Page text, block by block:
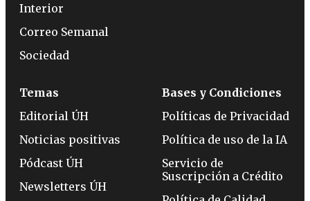
Interior
Correo Semanal
Sociedad
Temas
Editorial ÚH
Noticias positivas
Pódcast ÚH
Newsletters ÚH
Bases y Condiciones
Políticas de Privacidad
Política de uso de la IA
Servicio de
Suscripción a Crédito